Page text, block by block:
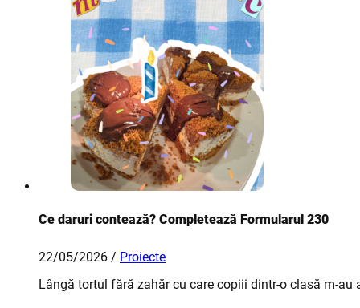
Ce daruri contează? Completează Formularul 230
22/05/2026 / Proiecte
Lângă tortul fără zahăr cu care copiii dintr-o clasă m-